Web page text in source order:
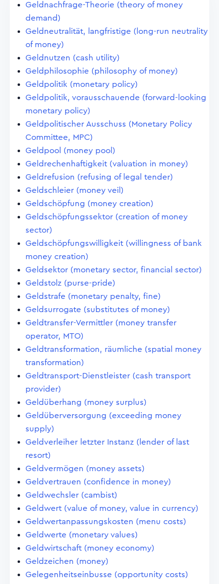
Geldnachfrage-Theorie (theory of money
demand)
Geldneutralität, langfristige (long-run neutrality
of money)
Geldnutzen (cash utility)
Geldphilosophie (philosophy of money)
Geldpolitik (monetary policy)
Geldpolitik, vorausschauende (forward-looking
monetary policy)
Geldpolitischer Ausschuss (Monetary Policy
Committee, MPC)
Geldpool (money pool)
Geldrechenhaftigkeit (valuation in money)
Geldrefusion (refusing of legal tender)
Geldschleier (money veil)
Geldschöpfung (money creation)
Geldschöpfungssektor (creation of money
sector)
Geldschöpfungswilligkeit (willingness of bank
money creation)
Geldsektor (monetary sector, financial sector)
Geldstolz (purse-pride)
Geldstrafe (monetary penalty, fine)
Geldsurrogate (substitutes of money)
Geldtransfer-Vermittler (money transfer
operator, MTO)
Geldtransformation, räumliche (spatial money
transformation)
Geldtransport-Dienstleister (cash transport
provider)
Geldüberhang (money surplus)
Geldüberversorgung (exceeding money
supply)
Geldverleiher letzter Instanz (lender of last
resort)
Geldvermögen (money assets)
Geldvertrauen (confidence in money)
Geldwechsler (cambist)
Geldwert (value of money, value in currency)
Geldwertanpassungskosten (menu costs)
Geldwerte (monetary values)
Geldwirtschaft (money economy)
Geldzeichen (money)
Gelegenheitseinbusse (opportunity costs)